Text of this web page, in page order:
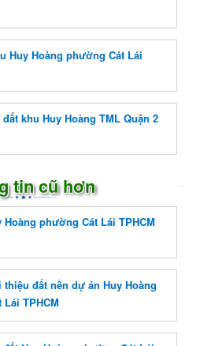
Huy Hoàng phường Cát Lái
khu Huy Hoàng TML Quận 2
tin cũ hơn
Hoàng phường Cát Lái TPHCM
đất nền dự án Huy Hoàng
TPHCM